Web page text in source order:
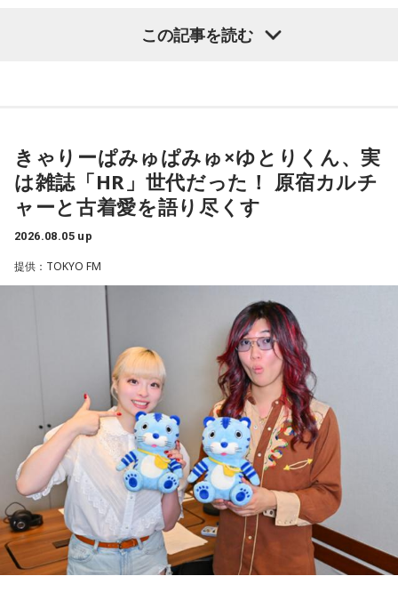
「実は列車銃撃の調査を始めた頃、犠牲となった方で、お名
前が分かっていたのは、わずかお一人だったんです」
ていらっしゃいます。
齊藤さんは23歳の時、市が行った「八王子の空襲と戦災の記
録」の編集に関わったことで、戦没者のご遺族の方とお逢い
して、戦争体験の聞き取り調査を行うようになりました。た
だ、普通の空襲は、家の場所を調べれば、お住まいになって
いた人が分かりますが、列車の乗客は、たまたま乗り合わせ
た人ばかりで、調査は困難を極めたんですね。
そこで、齊藤さんをはじめ本の編集委員の皆さんは、新聞や
テレビなどの協力を得て、ときには、新聞に「尋ね人」の広
告も出しながら、列車に乗っていた人を探しました。まだ新
「遥香先生にお知らせです！ 私は、夏休みに恋人と初めて2
人で東京に行きます。ディズニーに行く予定ですが、お互い
に乃木坂46が好きなので、もし『真夏の全国ツアー2026』東
京公演が当たれば、遥香先生のタオルを持って観に行きま
す！」（大阪府 19歳）
◆当たりますように♡
賀喜：夏休みに恋人と東京に行くっていいね！ でも、夏のデ
ィズニーは暑いよ～。昔、私も夏に行ったことがあるけど、
ディズニーって基本外だから、めちゃくちゃ暑いんだよね。
日陰に入ったとしても、まあ知れてるじゃない（笑）？ せっ
かくかわいくして恋人と来たのに、汗でびちゃびちゃになっ
て「前髪が崩れちゃった……」ってなっちゃうかもしれない。
だから、ちゃんと暑さ対策グッズをいろいろ持って行ったほ
うがいいよ！ ハンディファンとか、タオルとか、持っていく
んだよ！ 熱中症になっちゃうからね。
当たったら神宮公演も観に来てくれるみたいだけど、神宮も
暑いからね（笑）。恋人と2人で観に来てくれたのに、暑くて
汗をかいて「前髪がなくなっちゃった……」ってなっちゃうか
この記事を読む
きゃりーぱみゅぱみゅ×ゆとりくん、実
は雑誌「HR」世代だった！ 原宿カルチ
ャーと古着愛を語り尽くす
2026.08.05 up
提供：TOKYO FM